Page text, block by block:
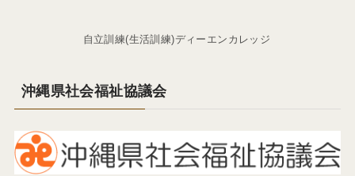
自立訓練(生活訓練)ディーエンカレッジ
沖縄県社会福祉協議会